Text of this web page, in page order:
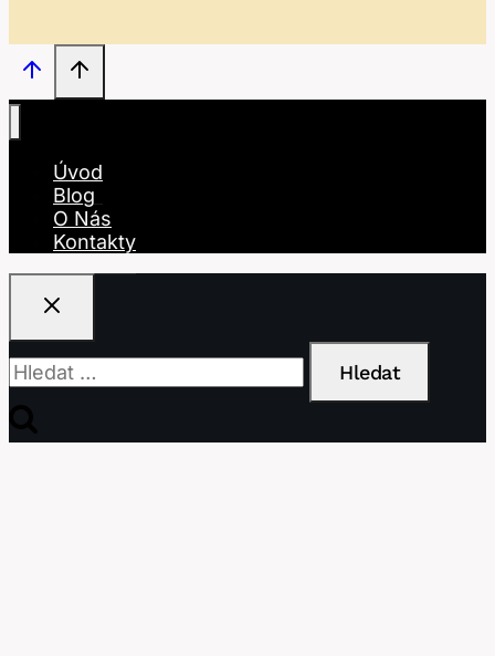
Úvod
Blog
O Nás
Kontakty
Vyhledávání